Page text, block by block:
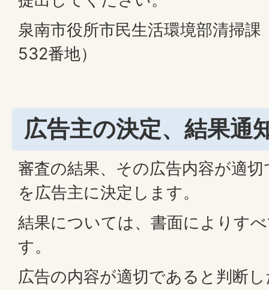
泉南市役所市民生活環境部清掃
532番地）
広告主の決定、結果通
審査の結果、その広告内容が適
を広告主に決定します。
結果については、書面によりす
す。
広告の内容が適切であると判断